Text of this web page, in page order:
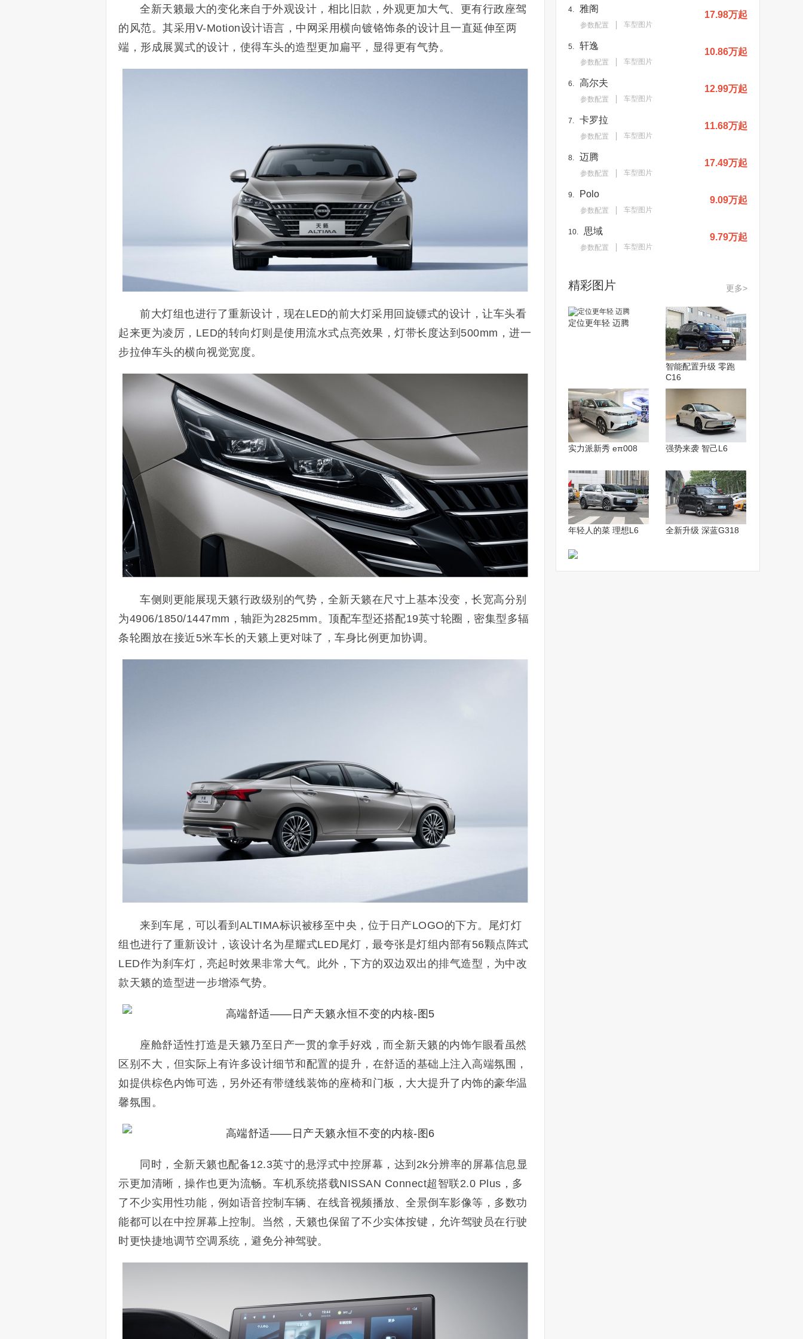
全新天籁最大的变化来自于外观设计，相比旧款，外观更加大气、更有行政座驾
的风范。其采用V-Motion设计语言，中网采用横向镀铬饰条的设计且一直延伸至两
端，形成展翼式的设计，使得车头的造型更加扁平，显得更有气势。
前大灯组也进行了重新设计，现在LED的前大灯采用回旋镖式的设计，让车头看
起来更为凌厉，LED的转向灯则是使用流水式点亮效果，灯带长度达到500mm，进一
步拉伸车头的横向视觉宽度。
车侧则更能展现天籁行政级别的气势，全新天籁在尺寸上基本没变，长宽高分别
为4906/1850/1447mm，轴距为2825mm。顶配车型还搭配19英寸轮圈，密集型多辐
条轮圈放在接近5米车长的天籁上更对味了，车身比例更加协调。
来到车尾，可以看到ALTIMA标识被移至中央，位于日产LOGO的下方。尾灯灯
组也进行了重新设计，该设计名为星耀式LED尾灯，最夸张是灯组内部有56颗点阵式
LED作为刹车灯，亮起时效果非常大气。此外，下方的双边双出的排气造型，为中改
款天籁的造型进一步增添气势。
座舱舒适性打造是天籁乃至日产一贯的拿手好戏，而全新天籁的内饰乍眼看虽然
区别不大，但实际上有许多设计细节和配置的提升，在舒适的基础上注入高端氛围，
如提供棕色内饰可选，另外还有带缝线装饰的座椅和门板，大大提升了内饰的豪华温
馨氛围。
同时，全新天籁也配备12.3英寸的悬浮式中控屏幕，达到2k分辨率的屏幕信息显
示更加清晰，操作也更为流畅。车机系统搭载NISSAN Connect超智联2.0 Plus，多
了不少实用性功能，例如语音控制车辆、在线音视频播放、全景倒车影像等，多数功
能都可以在中控屏幕上控制。当然，天籁也保留了不少实体按键，允许驾驶员在行驶
时更快捷地调节空调系统，避免分神驾驶。
4. 雅阁
参数配置 车型图片
17.98万起
5. 轩逸
参数配置 车型图片
10.86万起
6. 高尔夫
参数配置 车型图片
12.99万起
7. 卡罗拉
参数配置 车型图片
11.68万起
8. 迈腾
参数配置 车型图片
17.49万起
9. Polo
参数配置 车型图片
9.09万起
10. 思域
参数配置 车型图片
9.79万起
精彩图片 更多>
定位更年轻 迈腾
智能配置升级 零跑
C16
实力派新秀 eπ008 强势来袭 智己L6
年轻人的菜 理想L6 全新升级 深蓝G318